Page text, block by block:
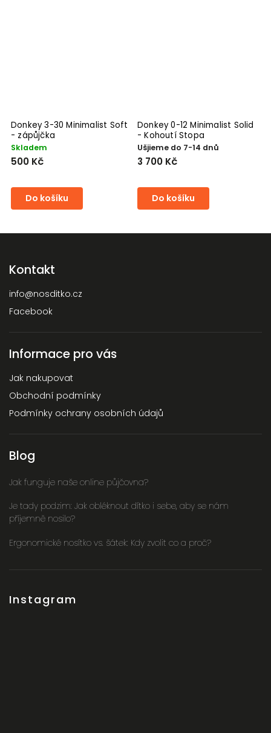
Donkey 3-30 Minimalist Soft
- zápůjčka
Skladem
500 Kč
Do košíku
Donkey 0-12 Minimalist Solid
- Kohoutí Stopa
Ušjieme do 7-14 dnů
3 700 Kč
Do košíku
Kontakt
info@nosditko.cz
Facebook
Informace pro vás
Jak nakupovat
Obchodní podmínky
Podmínky ochrany osobních údajů
Blog
Jak funguje naše online půjčovna?
Je tady podzim: Jak obléknout dítko i sebe, aby se nám
příjemně nosilo?
Ergonomické nosítko vs. šátek: Kdy zvolit co a proč?
Instagram